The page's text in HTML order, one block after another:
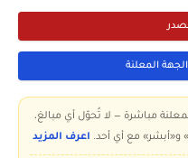
المعلنة
مباشرة — لا تُحوّل أي مبالغ،
و«أبشر» مع أي أحد. اعرف المزيد